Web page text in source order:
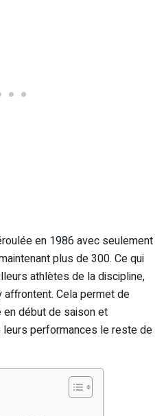
en 1986 avec seulement
plus de 300. Ce qui
athlètes de la discipline,
affrontent. Cela permet de
début de saison et
leurs performances le reste de